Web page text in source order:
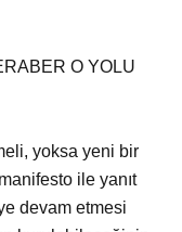
O YOLU
yoksa yeni bir
ile yanıt
devam etmesi